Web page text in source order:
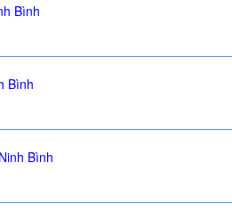
Bình
Bình
Bình